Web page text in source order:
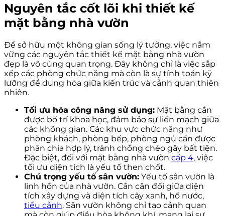
Nguyên tắc cốt lõi khi thiết kế
mặt bằng nhà vườn
Để sở hữu một không gian sống lý tưởng, việc nắm
vững các nguyên tắc thiết kế mặt bằng nhà vườn
đẹp là vô cùng quan trọng. Đây không chỉ là việc sắp
xếp các phòng chức năng mà còn là sự tính toán kỹ
lưỡng để dung hòa giữa kiến trúc và cảnh quan thiên
nhiên.
Tối ưu hóa công năng sử dụng: Mặt bằng cần
được bố trí khoa học, đảm bảo sự liền mạch giữa
các không gian. Các khu vực chức năng như
phòng khách, phòng bếp, phòng ngủ cần được
phân chia hợp lý, tránh chồng chéo gây bất tiện.
Đặc biệt, đối với mặt bằng nhà vườn cấp 4, việc
tối ưu diện tích là yếu tố then chốt.
Chú trọng yếu tố sân vườn: Yếu tố sân vườn là
linh hồn của nhà vườn. Cần cân đối giữa diện
tích xây dựng và diện tích cây xanh, hồ nước,
tiểu cảnh. Sân vườn không chỉ tạo cảnh quan